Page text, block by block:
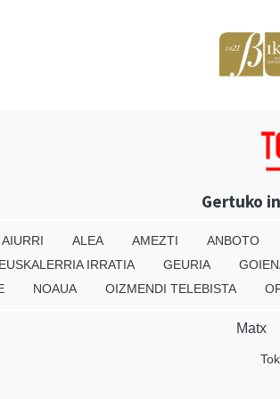
Gertuko
AIURRI ALEA AMEZTI ANBOTO
EUSKALERRIA IRRATIA GEURIA
NOAUA OIZMENDI TELEBISTA
Matx